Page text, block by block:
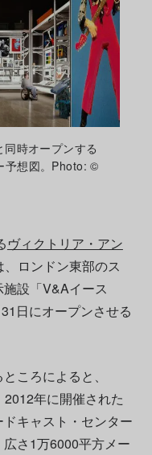
時オープンする
予想図。Photo: ©
ヴィクトリア・アン
ロンドン東部のス
設「V&Aイース
日にオープンさせる
ころによると、
年に開催された
キャスト・センター
さ1万6000平方メー